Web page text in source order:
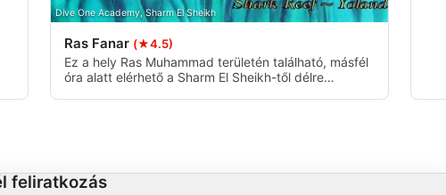
Dive One Academy, Sharm El Sheikh
Ras Fanar (★4.5)
Ez a hely Ras Muhammad területén található, másfél
óra alatt elérhető a Sharm El Sheikh-től délre
feliratkozás